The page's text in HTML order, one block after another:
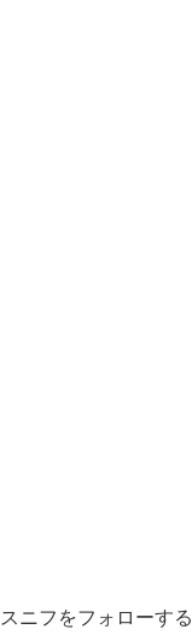
スニフをフォローする